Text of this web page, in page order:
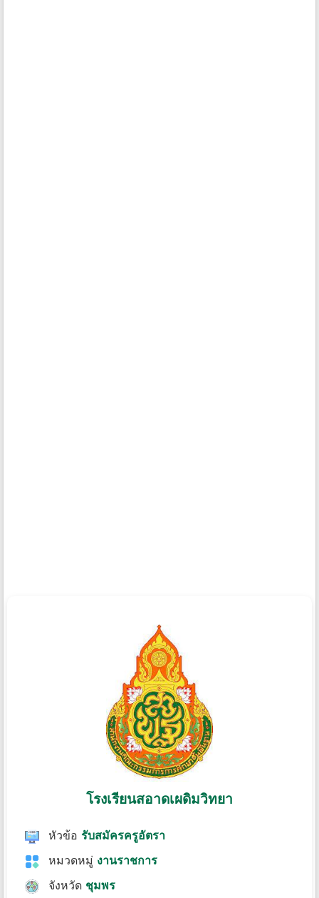
โรงเรียนสอาดเผดิมวิทยา
หัวข้อ รับสมัครครูอัตรา
หมวดหมู่ งานราชการ
จังหวัด ชุมพร